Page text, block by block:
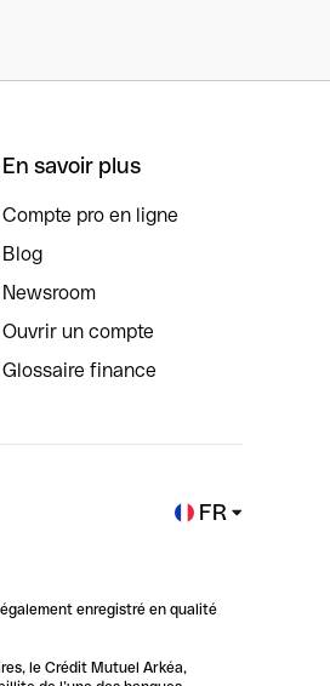
En savoir plus
Compte pro en ligne
Blog
Newsroom
Ouvrir un compte
Glossaire finance
FR
enregistré en qualité
le Crédit Mutuel Arkéa,